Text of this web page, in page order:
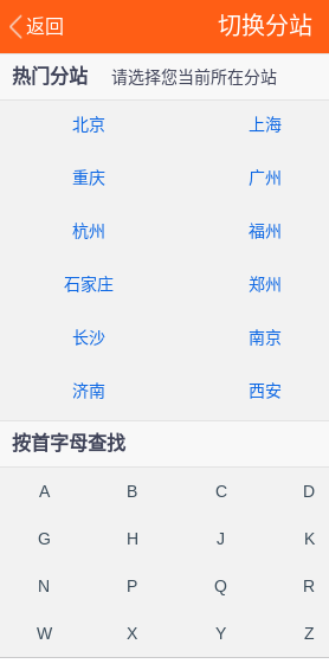
返回 切换分站
热门分站 请选择您当前所在分站
北京 上海
重庆 广州
杭州 福州
石家庄 郑州
长沙 南京
济南 西安
按首字母查找
A B C D
G H J K
N P Q R
W X Y Z